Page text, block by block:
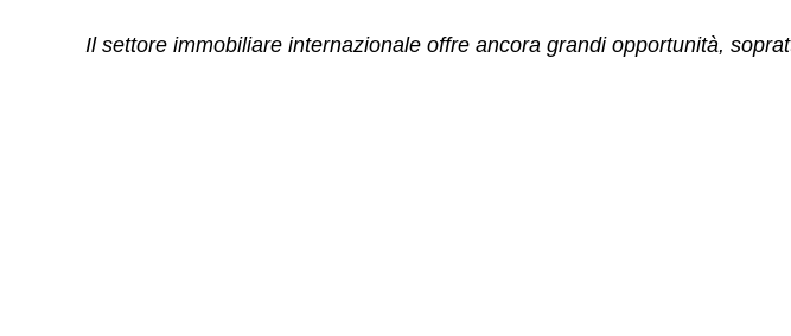
Il settore immobiliare internazionale offre ancora grandi opportunità,